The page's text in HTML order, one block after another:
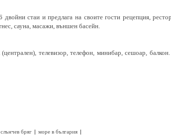
двойни стаи и предлага на своите гости рецепция,
сауна, масажи, външен басейн.
телевизор, телефон, минибар, сешоар,
бряг | море в българия |